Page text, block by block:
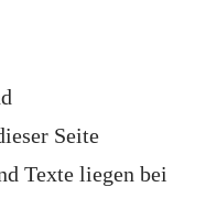
Seite
Texte liegen bei